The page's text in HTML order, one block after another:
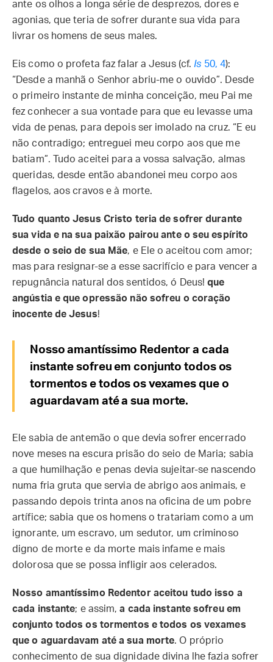
ante os olhos a longa série de desprezos, dores e
agonias, que teria de sofrer durante sua vida para
livrar os homens de seus males.
Eis como o profeta faz falar a Jesus (cf. Is 50, 4):
“Desde a manhã o Senhor abriu-me o ouvido”. Desde
o primeiro instante de minha conceição, meu Pai me
fez conhecer a sua vontade para que eu levasse uma
vida de penas, para depois ser imolado na cruz. “E eu
não contradigo; entreguei meu corpo aos que me
batiam”. Tudo aceitei para a vossa salvação, almas
queridas, desde então abandonei meu corpo aos
flagelos, aos cravos e à morte.
Tudo quanto Jesus Cristo teria de sofrer durante
sua vida e na sua paixão pairou ante o seu espírito
desde o seio de sua Mãe, e Ele o aceitou com amor;
mas para resignar-se a esse sacrifício e para vencer a
repugnância natural dos sentidos, ó Deus!que
angústia e que opressão não sofreu o coração
inocente de Jesus!
Nosso amantíssimo Redentor a cada
instante sofreu em conjunto todos os
tormentos e todos os vexames que o
aguardavam até a sua morte.
Ele sabia de antemão o que devia sofrer encerrado
nove meses na escura prisão do seio de Maria; sabia
a que humilhação e penas devia sujeitar-se nascendo
numa fria gruta que servia de abrigo aos animais, e
passando depois trinta anos na oficina de um pobre
artífice; sabia que os homens o tratariam como a um
ignorante, um escravo, um sedutor, um criminoso
digno de morte e da morte mais infame e mais
dolorosa que se possa infligir aos celerados.
Nosso amantíssimo Redentor aceitou tudo isso a
cada instante; e assim,a cada instante sofreu em
conjunto todos os tormentos e todos os vexames
que o aguardavam até a sua morte. O próprio
conhecimento de sua dignidade divina lhe fazia sofrer